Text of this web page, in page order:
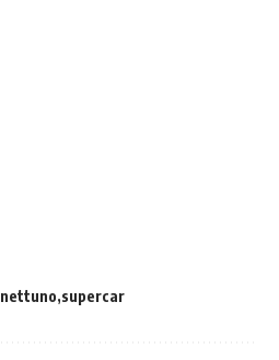
nettuno supercar